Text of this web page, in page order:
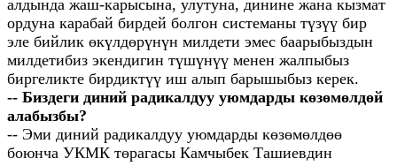
алдында жаш-карысына, улутуна, динине жана кызмат
ордуна карабай бирдей болгон системаны түзүү бир
эле бийлик өкүлдөрүнүн милдети эмес баарыбыздын
милдетибиз экендигин түшүнүү менен жалпыбыз
биргеликте бирдиктүү иш алып барышыбыз керек.
-- Биздеги диний радикалдуу уюмдарды көзөмөлдөй
алабызбы?
-- Эми диний радикалдуу уюмдарды көзөмөлдөө
боюнча УКМК төрагасы Камчыбек Ташиевдин